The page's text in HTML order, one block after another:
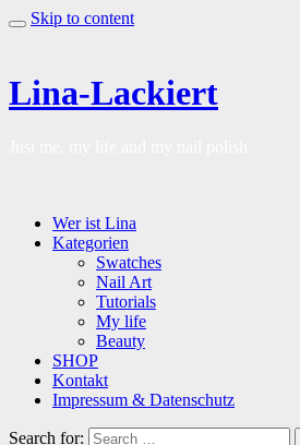
Skip to content
Lina-Lackiert
Wer ist Lina
Kategorien
Swatches
Nail Art
Tutorials
My life
Beauty
SHOP
Kontakt
Impressum & Datenschutz
Search for: